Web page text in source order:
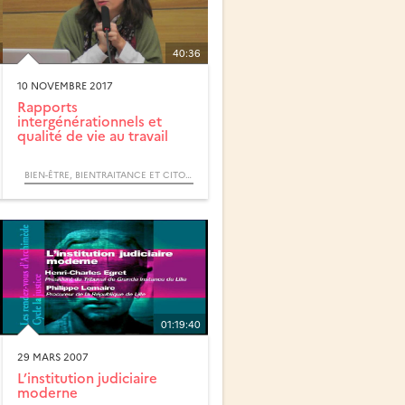
40:36
10 NOVEMBRE 2017
Rapports
intergénérationnels et
qualité de vie au travail
BIEN-ÊTRE, BIENTRAITANCE ET CITOYENNETÉ AU TRAVAIL
01:19:40
29 MARS 2007
L’institution judiciaire
moderne